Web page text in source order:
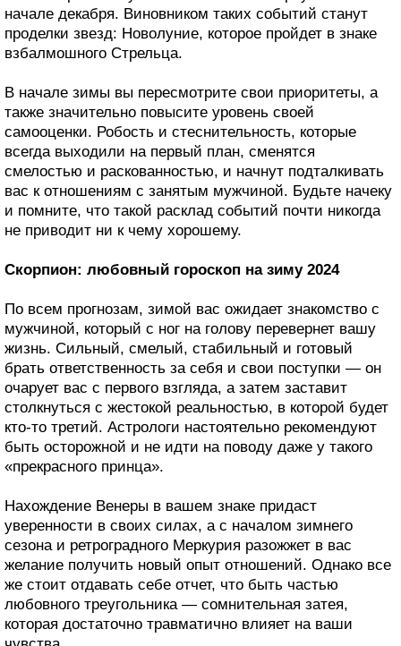
начале декабря. Виновником таких событий станут
проделки звезд: Новолуние, которое пройдет в знаке
взбалмошного Стрельца.
В начале зимы вы пересмотрите свои приоритеты, а
также значительно повысите уровень своей
самооценки. Робость и стеснительность, которые
всегда выходили на первый план, сменятся
смелостью и раскованностью, и начнут подталкивать
вас к отношениям с занятым мужчиной. Будьте начеку
и помните, что такой расклад событий почти никогда
не приводит ни к чему хорошему.
Скорпион: любовный гороскоп на зиму 2024
По всем прогнозам, зимой вас ожидает знакомство с
мужчиной, который с ног на голову перевернет вашу
жизнь. Сильный, смелый, стабильный и готовый
брать ответственность за себя и свои поступки — он
очарует вас с первого взгляда, а затем заставит
столкнуться с жестокой реальностью, в которой будет
кто-то третий. Астрологи настоятельно рекомендуют
быть осторожной и не идти на поводу даже у такого
«прекрасного принца».
Нахождение Венеры в вашем знаке придаст
уверенности в своих силах, а с началом зимнего
сезона и ретроградного Меркурия разожжет в вас
желание получить новый опыт отношений. Однако все
же стоит отдавать себе отчет, что быть частью
любовного треугольника — сомнительная затея,
которая достаточно травматично влияет на ваши